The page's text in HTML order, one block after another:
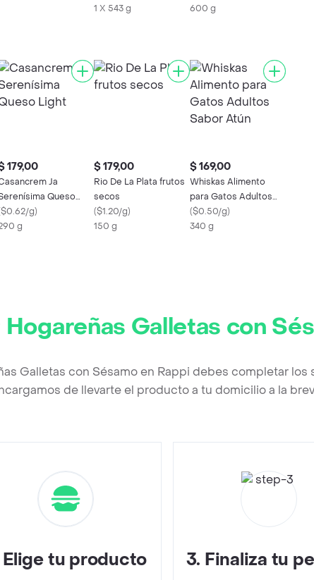
1 X 543 g
600 g
179,00
Ja
Queso
$0.62/g)
g
$ 179,00
Rio De La Plata frutos
secos
($1.20/g)
150 g
$ 169,00
Whiskas Alimento
para Gatos Adultos
Sabor Atún
($0.50/g)
340 g
Hogareñas Galletas con
Galletas con Sésamo en Rappi debes completar los
de llevarte el producto a tu domicilio a la
Elige tu producto 3. Finaliza tu